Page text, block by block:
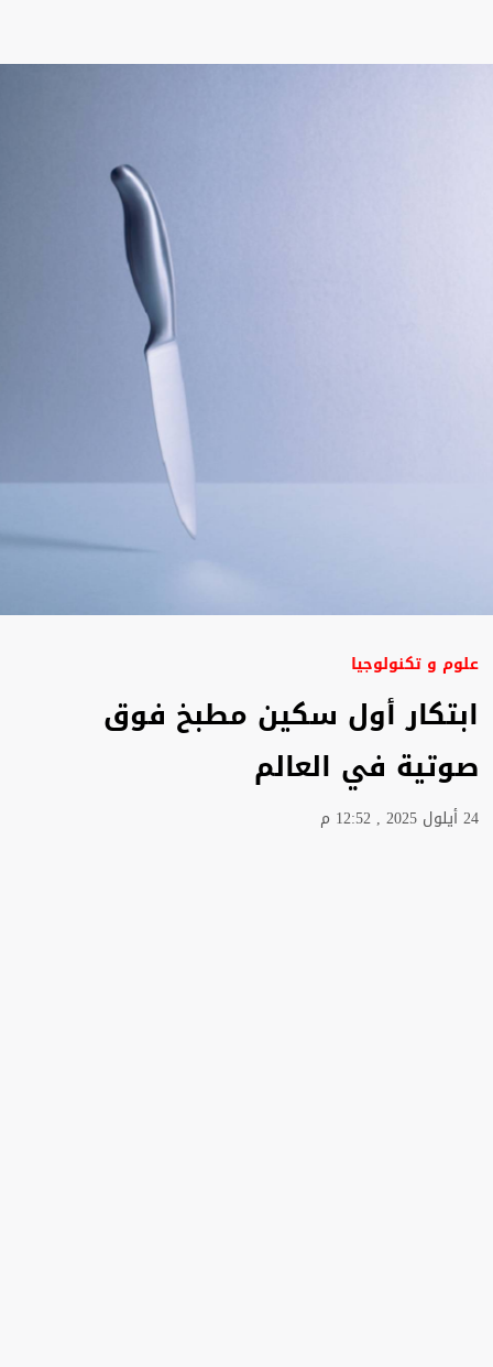
علوم و تكنولوجيا
ابتكار أول سكين مطبخ فوق
صوتية في العالم
24 أيلول 2025 , 12:52 م